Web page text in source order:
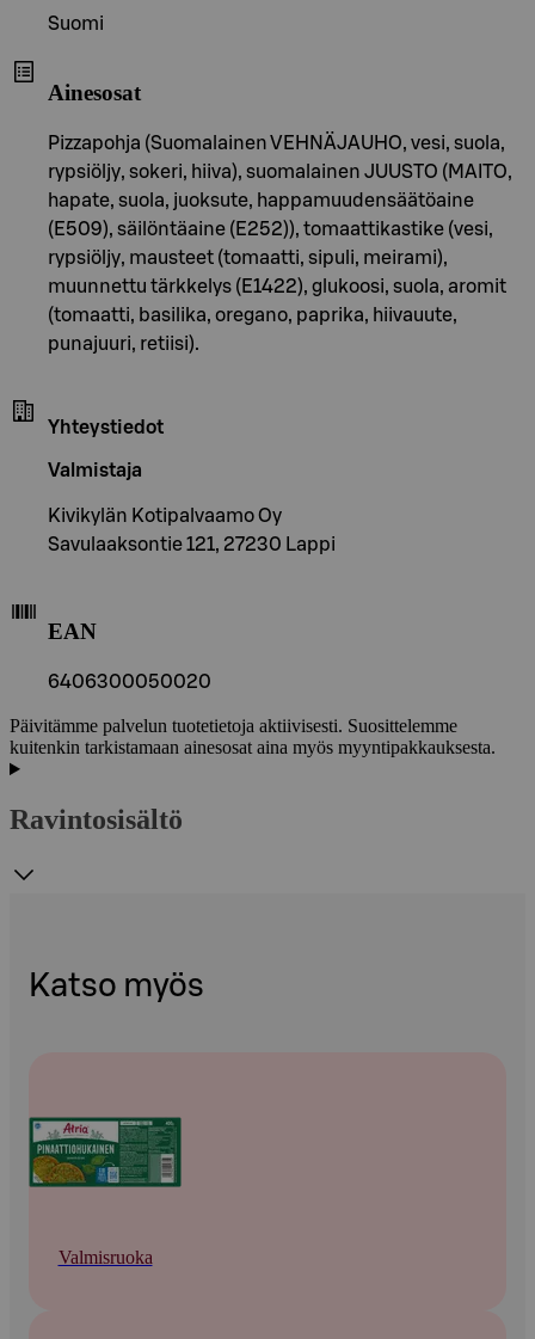
Suomi
Ainesosat
Pizzapohja (Suomalainen VEHNÄJAUHO, vesi, suola,
rypsiöljy, sokeri, hiiva), suomalainen JUUSTO (MAITO,
hapate, suola, juoksute, happamuudensäätöaine
(E509), säilöntäaine (E252)), tomaattikastike (vesi,
rypsiöljy, mausteet (tomaatti, sipuli, meirami),
muunnettu tärkkelys (E1422), glukoosi, suola, aromit
(tomaatti, basilika, oregano, paprika, hiivauute,
punajuuri, retiisi).
Yhteystiedot
Valmistaja
Kivikylän Kotipalvaamo Oy
Savulaaksontie 121, 27230 Lappi
EAN
6406300050020
Päivitämme palvelun tuotetietoja aktiivisesti. Suosittelemme
kuitenkin tarkistamaan ainesosat aina myös myyntipakkauksesta.
Ravintosisältö
Katso myös
Valmisruoka